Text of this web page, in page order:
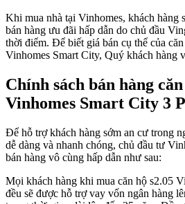
Khi mua nhà tại Vinhomes, khách hàng
bán hàng ưu đãi hấp dẫn do chủ đầu
thời điểm. Để biết giá bán cụ thể của
Vinhomes Smart City, Quý khách hàng
Chính sách bán hàng
Vinhomes Smart City 3
Để hỗ trợ khách hàng sớm an cư trong
dễ dàng và nhanh chóng, chủ đầu tư
bán hàng vô cùng hấp dẫn như sau:
Mọi khách hàng khi mua căn hộ s2.05
đều sẽ được hỗ trợ vay vốn ngân hàng